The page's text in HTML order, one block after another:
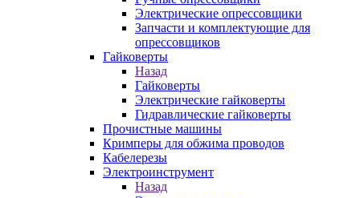
Электрические опрессовщики
Запчасти и комплектующие для
опрессовщиков
Гайковерты
Назад
Гайковерты
Электрические гайковерты
Гидравлические гайковерты
Прочистные машины
Кримперы для обжима проводов
Кабелерезы
Электроинструмент
Назад